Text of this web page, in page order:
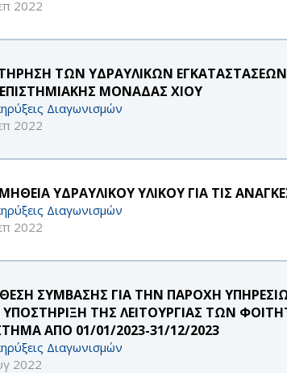
2022
ΤΩΝ ΥΔΡΑΥΛΙΚΩΝ
ΜΟΝΑΔΑΣ ΧΙΟΥ
Διαγωνισμών
2022
ΥΔΡΑΥΛΙΚΟΥ ΥΛΙΚΟΥ ΓΙΑ ΤΙΣ
Διαγωνισμών
2022
ΣΥΜΒΑΣΗΣ ΓΙΑ ΤΗΝ ΠΑΡΟΧΗ
ΤΗΣ ΛΕΙΤΟΥΡΓΙΑΣ ΤΩΝ
ΑΠΟ 01/01/2023-31/12/2023
Διαγωνισμών
2022